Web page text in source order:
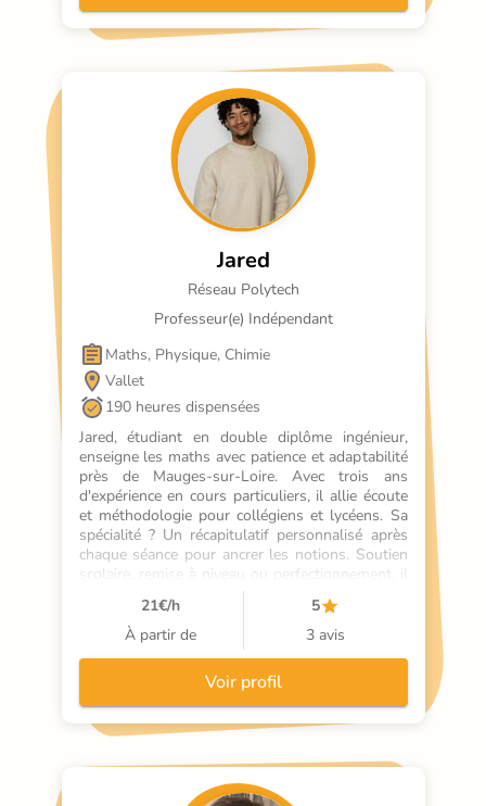
Jared
Réseau Polytech
Professeur(e) Indépendant
Maths, Physique, Chimie
Vallet
190 heures dispensées
Jared, étudiant en double diplôme ingénieur,
enseigne les maths avec patience et adaptabilité
près de Mauges-sur-Loire. Avec trois ans
d'expérience en cours particuliers, il allie écoute
et méthodologie pour collégiens et lycéens. Sa
spécialité ? Un récapitulatif personnalisé après
chaque séance pour ancrer les notions. Soutien
scolaire, remise à niveau ou perfectionnement, il
mise sur des exercices concrets et des astuces
pour gagner en autonomie. Cours en visio avec
tableau interactif pour un suivi optimal.
21€/h
À partir de
5
3 avis
Voir profil